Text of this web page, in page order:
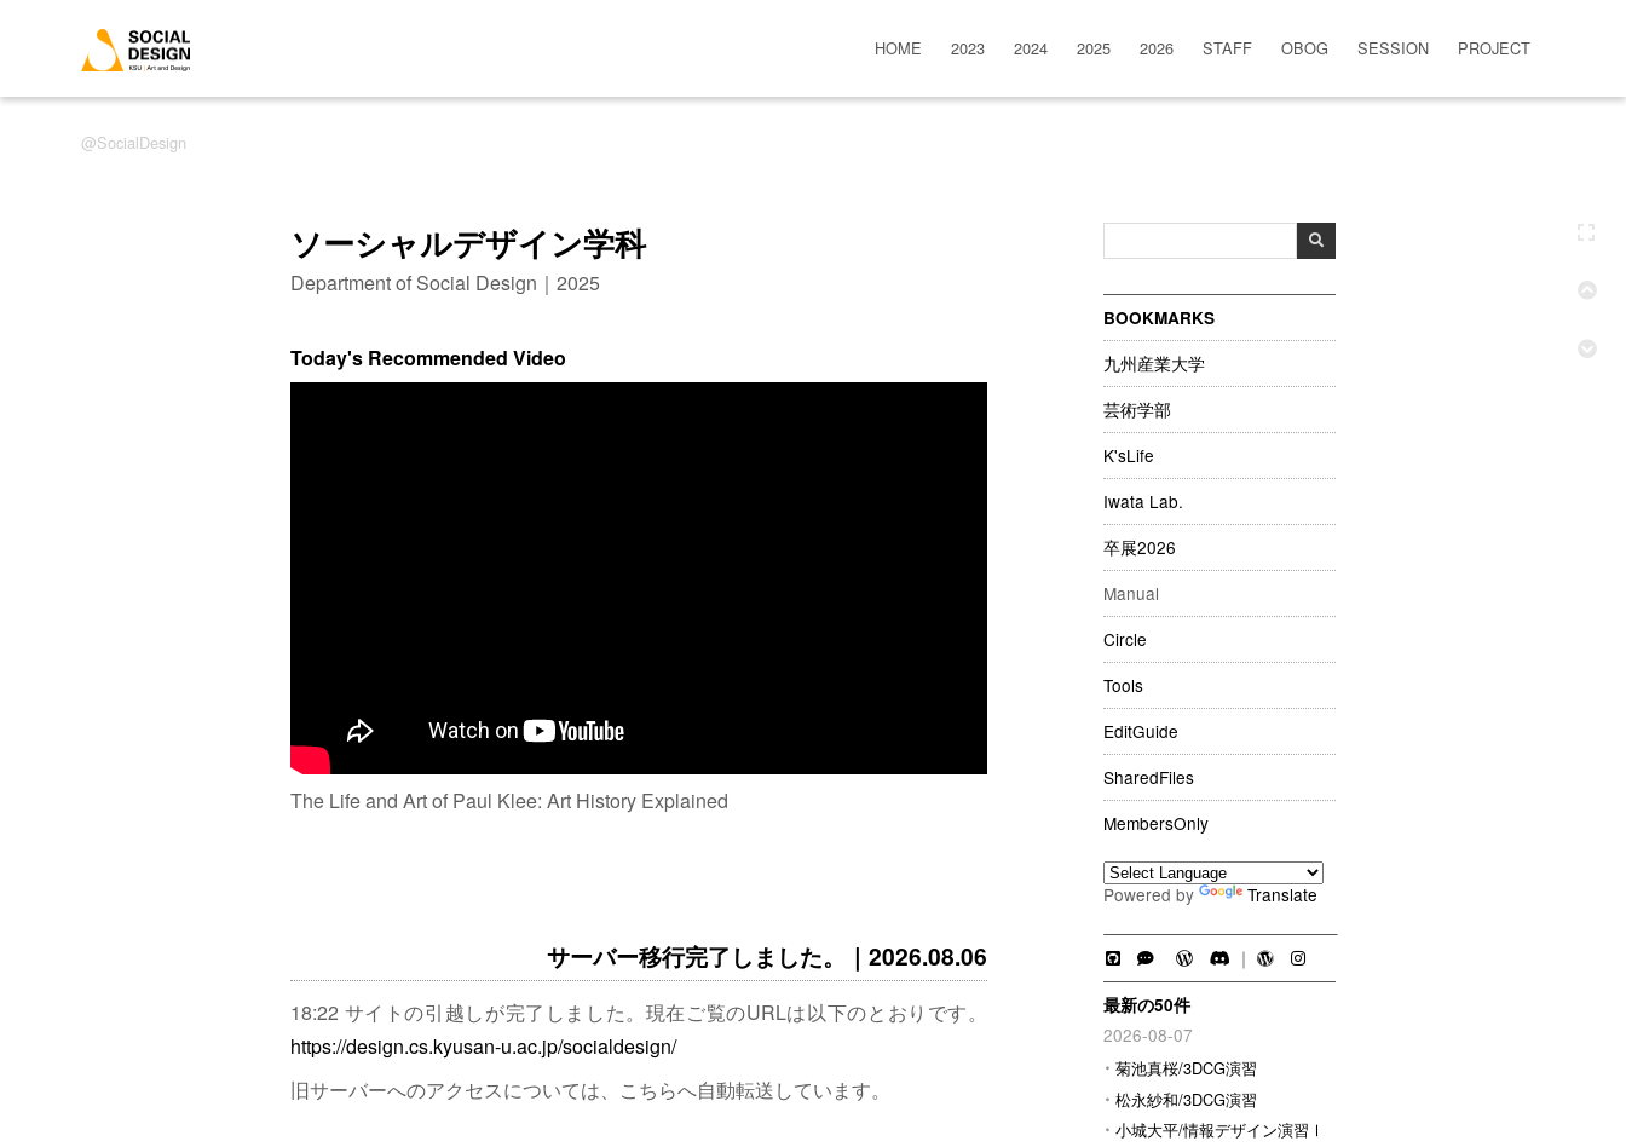
SocialDesign
HOME 2023 2024 2025 2026 STAFF OBOG SESSION PROJECT
BOOKMARKS
九州産業大学
芸術学部
K'sLife
Iwata Lab.
卒展2026
Manual
Circle
Tools
EditGuide
SharedFiles
MembersOnly
Powered by Translate
｜
最新の50件
2026-08-07
菊池真桜/3DCG演習
松永紗和/3DCG演習
小城大平/情報デザイン演習Ⅰ
ソーシャルデザイン学科
Department of Social Design｜2025
Today's Recommended Video
The Life and Art of Paul Klee: Art History Explained
サーバー移行完了しました。｜2026.08.06
18:22 サイトの引越しが完了しました。現在ご覧のURLは以下のとおりです。
https://design.cs.kyusan-u.ac.jp/socialdesign/
旧サーバーへのアクセスについては、こちらへ自動転送しています。